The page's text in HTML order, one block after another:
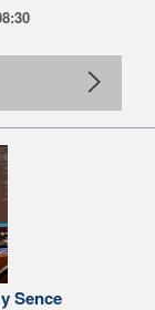
Sence